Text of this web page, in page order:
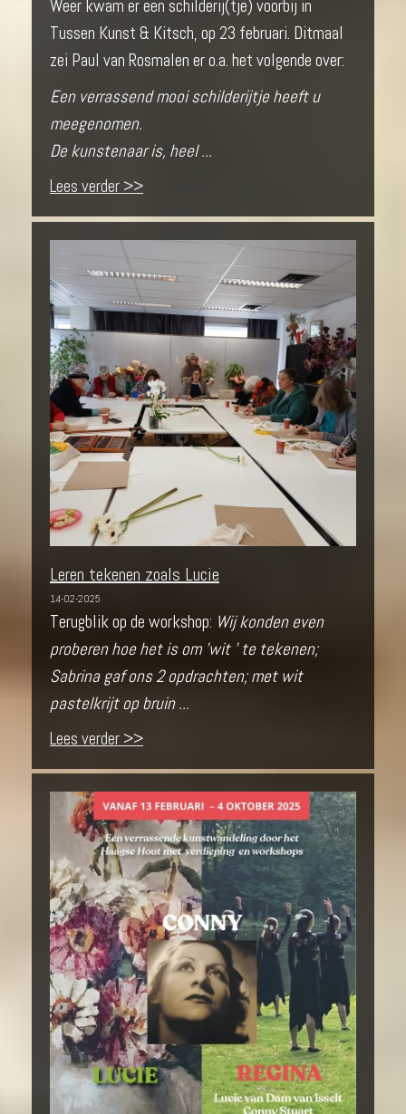
Weer kwam er een schilderij(tje) voorbij in
Tussen Kunst & Kitsch, op 23 februari. Ditmaal
zei Paul van Rosmalen er o.a. het volgende over:
Een verrassend mooi schilderijtje heeft u
meegenomen.
De kunstenaar is, heel ...
Lees verder >>
Leren tekenen zoals Lucie
14-02-2025
Terugblik op de workshop: Wij konden even
proberen hoe het is om 'wit ' te tekenen;
Sabrina gaf ons 2 opdrachten; met wit
pastelkrijt op bruin ...
Lees verder >>